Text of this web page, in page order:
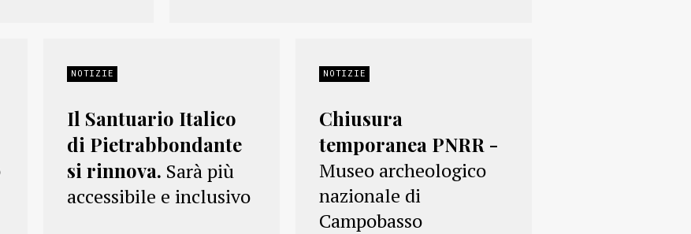
NOTIZIE
Il Santuario Italico
di Pietrabbondante
si rinnova. Sarà più
accessibile e inclusivo
NOTIZIE
Chiusura
temporanea PNRR -
Museo archeologico
nazionale di
Campobasso